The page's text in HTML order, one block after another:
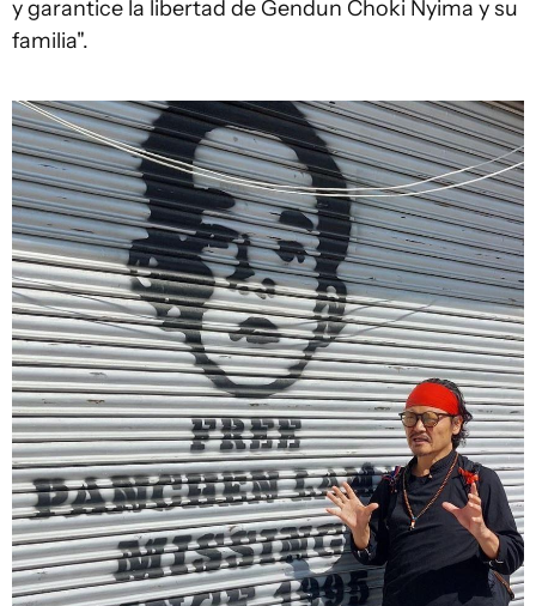
y garantice la libertad de Gendun Choki Nyima y su
familia".